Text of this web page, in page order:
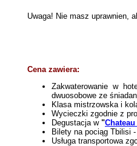
Uwaga! Nie masz uprawnien,
Cena zawiera:
Zakwaterowanie w
dwuosobowe ze
Klasa mistrzowska i
Wycieczki zgodnie z
Degustacja w "
Bilety na pociąg Tbilisi
Usługa transportowa